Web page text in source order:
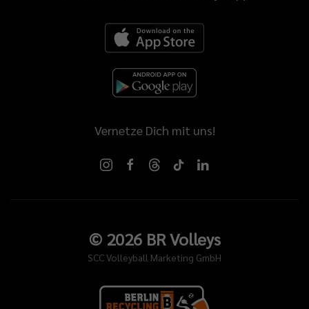
Vernetze Dich mit uns!
© 2026BR Volleys
SCC Volleyball Marketing GmbH